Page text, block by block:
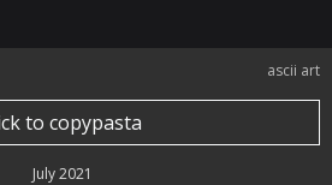
ascii art
to copypasta
July 2021